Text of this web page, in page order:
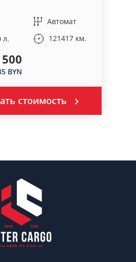
Автомат
л.
121417 км.
BYN
стоимость